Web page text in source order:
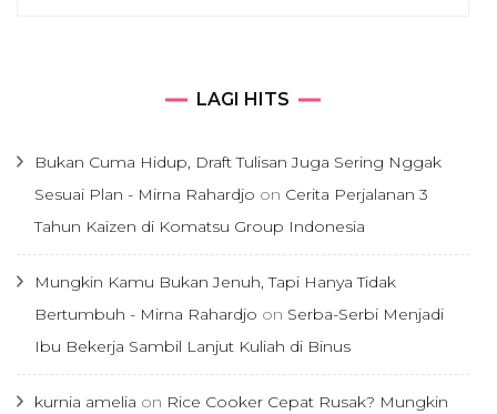
LAGI HITS
Bukan Cuma Hidup, Draft Tulisan Juga Sering Nggak
Sesuai Plan - Mirna Rahardjo on Cerita Perjalanan 3
Tahun Kaizen di Komatsu Group Indonesia
Mungkin Kamu Bukan Jenuh, Tapi Hanya Tidak
Bertumbuh - Mirna Rahardjo on Serba-Serbi Menjadi
Ibu Bekerja Sambil Lanjut Kuliah di Binus
kurnia amelia on Rice Cooker Cepat Rusak? Mungkin